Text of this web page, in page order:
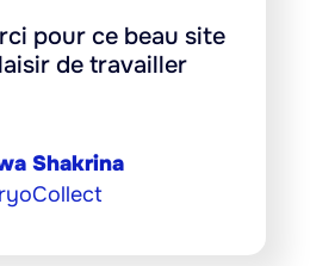
pour ce beau site
de travailler
Shakrina